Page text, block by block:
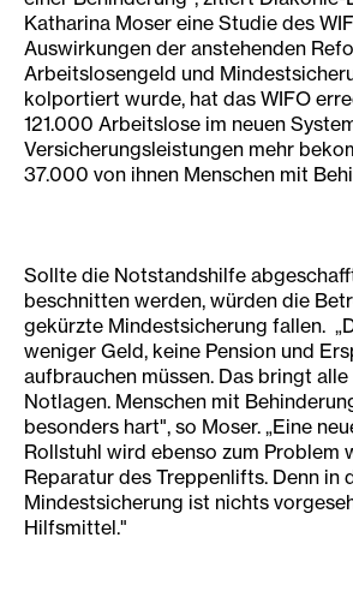
Katharina Moser eine Studie des
Auswirkungen der anstehenden
Arbeitslosengeld und
kolportiert wurde, hat das WIFO
121.000 Arbeitslose im neuen
Versicherungsleistungen mehr
37.000 von ihnen Menschen mit
Sollte die Notstandshilfe
beschnitten werden, würden die
gekürzte Mindestsicherung fallen.
weniger Geld, keine Pension und
aufbrauchen müssen. Das bringt
Notlagen. Menschen mit
besonders hart", so Moser. „Eine
Rollstuhl wird ebenso zum Problem
Reparatur des Treppenlifts. Denn in
Mindestsicherung ist nichts
Hilfsmittel."